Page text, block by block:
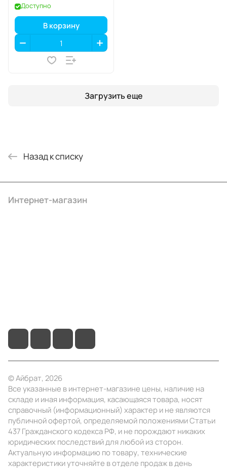
Доступно
В корзину
Загрузить еще
Назад к списку
Интернет-магазин
© Айбрат, 2026
Все указанные в интернет-магазине цены, наличие на
складе и иная информация, касающаяся товара, носят
справочный (информационный) характер и не являются
публичной офертой, определяемой положениями Статьи
437 Гражданского кодекса РФ, и не порождают никаких
юридических последствий для любой из сторон.
Актуальную информацию по товару, технические
характеристики уточняйте в отделе продаж в день